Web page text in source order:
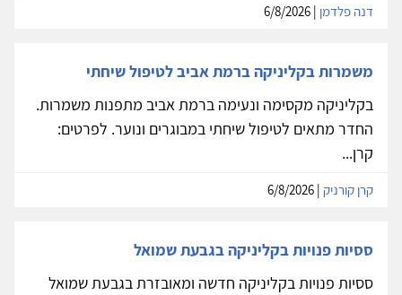
דנה פלדמן
משמרות בקליניקה ברמת אביב לטיפול שיחתי
בקליניקה מקסימה ונעימה ברמת אביב מתפנות משמרות.
החדר מתאים לטיפול שיחתי במבוגרים ונוער. לפרטים:
קרן...
קרן קורניק
ססיות פנויות בקליניקה בגבעת שמואל
ססיות פנויות בקליניקה חדשה ומאובזרת בגבעת שמואל